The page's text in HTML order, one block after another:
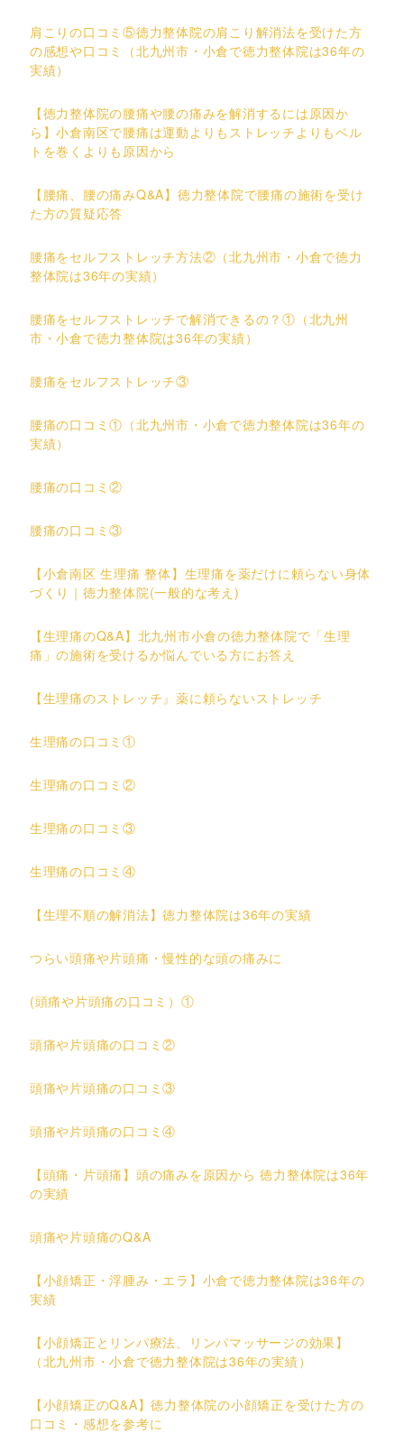
肩こりの口コミ⑤徳力整体院の肩こり解消法を受けた方
の感想や口コミ（北九州市・小倉で徳力整体院は36年の
実績）
【徳力整体院の腰痛や腰の痛みを解消するには原因か
ら】小倉南区で腰痛は運動よりもストレッチよりもベル
トを巻くよりも原因から
【腰痛、腰の痛みQ&A】徳力整体院で腰痛の施術を受け
た方の質疑応答
腰痛をセルフストレッチ方法②（北九州市・小倉で徳力
整体院は36年の実績）
腰痛をセルフストレッチで解消できるの？①（北九州
市・小倉で徳力整体院は36年の実績）
腰痛をセルフストレッチ③
腰痛の口コミ①（北九州市・小倉で徳力整体院は36年の
実績）
腰痛の口コミ②
腰痛の口コミ③
【小倉南区 生理痛 整体】生理痛を薬だけに頼らない身体
づくり｜徳力整体院(一般的な考え)
【生理痛のQ&A】北九州市小倉の徳力整体院で「生理
痛」の施術を受けるか悩んでいる方にお答え
【生理痛のストレッチ』薬に頼らないストレッチ
生理痛の口コミ①
生理痛の口コミ②
生理痛の口コミ③
生理痛の口コミ④
【生理不順の解消法】徳力整体院は36年の実績
つらい頭痛や片頭痛・慢性的な頭の痛みに
(頭痛や片頭痛の口コミ）①
頭痛や片頭痛の口コミ②
頭痛や片頭痛の口コミ③
頭痛や片頭痛の口コミ④
【頭痛・片頭痛】頭の痛みを原因から 徳力整体院は36年
の実績
頭痛や片頭痛のQ&A
【小顔矯正・浮腫み・エラ】小倉で徳力整体院は36年の
実績
【小顔矯正とリンパ療法、リンパマッサージの効果】
（北九州市・小倉で徳力整体院は36年の実績）
【小顔矯正のQ&A】徳力整体院の小顔矯正を受けた方の
口コミ・感想を参考に